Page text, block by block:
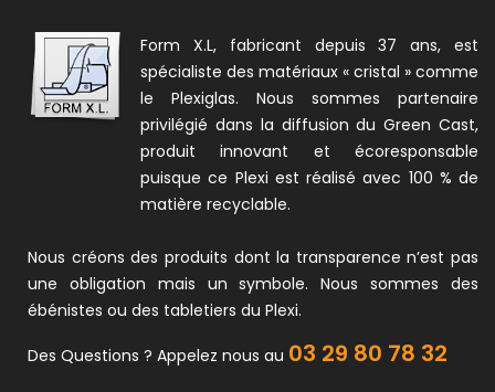
Form X.L, fabricant depuis 37 ans, est
spécialiste des matériaux « cristal » comme
le Plexiglas. Nous sommes partenaire
privilégié dans la diffusion du Green Cast,
produit innovant et écoresponsable
puisque ce Plexi est réalisé avec 100 % de
matière recyclable.
Nous créons des produits dont la transparence n’est pas
une obligation mais un symbole. Nous sommes des
ébénistes ou des tabletiers du Plexi.
Des Questions ? Appelez nous au 03 29 80 78 32